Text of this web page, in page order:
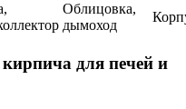
Облицовка,
дымоход
для печей и